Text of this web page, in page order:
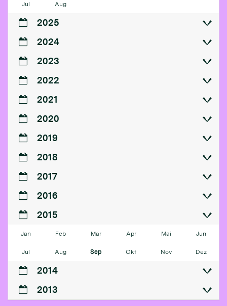
Jul Aug
2025
2024
2023
2022
2021
2020
2019
2018
2017
2016
2015
Jan Feb Mär Apr Mai Jun
Jul Aug Sep Okt Nov Dez
2014
2013